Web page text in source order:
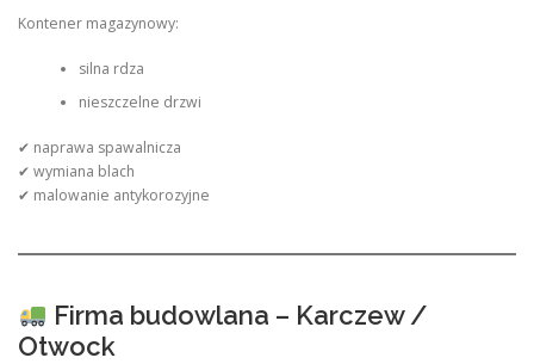
Kontener magazynowy:
silna rdza
nieszczelne drzwi
✔ naprawa spawalnicza
✔ wymiana blach
✔ malowanie antykorozyjne
Firma budowlana – Karczew /
Otwock